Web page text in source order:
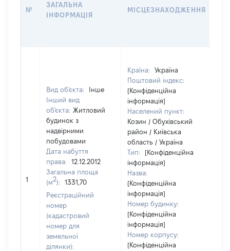
№
ЗАГАЛЬНА
ІНФОРМАЦІЯ
МІСЦЕЗНАХОДЖЕННЯ
1
Вид об'єкта:
Інше
Інший вид
об'єкта: Житловий
будинок з
надвірними
побудовами
Дата набуття
права:
12.12.2012
Загальна площа
(м2):
1331,70
Реєстраційний
номер
(кадастровий
номер для
земельної
ділянки):
Країна:
Україна
Поштовий індекс:
[Конфіденційна
інформація]
Населений пункт:
Козин / Обухівський
район / Київська
область / Україна
Тип:
[Конфіденційна
інформація]
Назва:
[Конфіденційна
інформація]
Номер будинку:
[Конфіденційна
інформація]
Номер корпусу:
[Конфіденційна